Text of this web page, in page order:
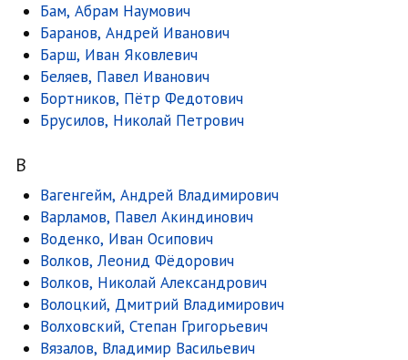
Бам, Абрам Наумович
Баранов, Андрей Иванович
Барш, Иван Яковлевич
Беляев, Павел Иванович
Бортников, Пётр Федотович
Брусилов, Николай Петрович
В
Вагенгейм, Андрей Владимирович
Варламов, Павел Акиндинович
Воденко, Иван Осипович
Волков, Леонид Фёдорович
Волков, Николай Александрович
Волоцкий, Дмитрий Владимирович
Волховский, Степан Григорьевич
Вязалов, Владимир Васильевич